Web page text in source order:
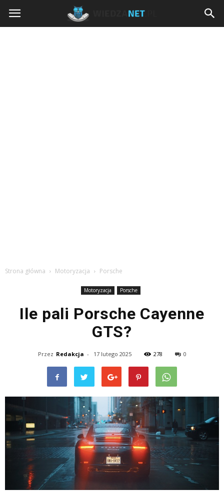
Wiedzanet.pl
Strona główna Motoryzacja Porsche
Motoryzacja Porsche
Ile pali Porsche Cayenne
GTS?
Przez Redakcja - 17 lutego 2025 278 0